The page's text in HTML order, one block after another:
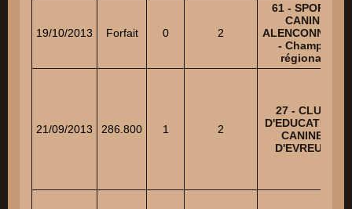
19/10/2013 Forfait 0 2
61 - SPORT
CANIN
ALENCONNAIS
- Champ.
régional
21/09/2013 286.800 1 2
27 - CLUB
D'EDUCATION
CANINE
D'EVREUX